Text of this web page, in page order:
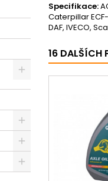
Specifikace:
Caterpillar
DAF, IVECO,
16 DALŠÍCH